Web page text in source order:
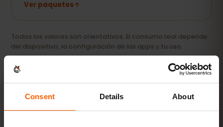
Consent Details About
Ver paquetes
Todos los valores son orientativos. El consumo real depende
del dispositivo, la configuración de las apps y tu uso.